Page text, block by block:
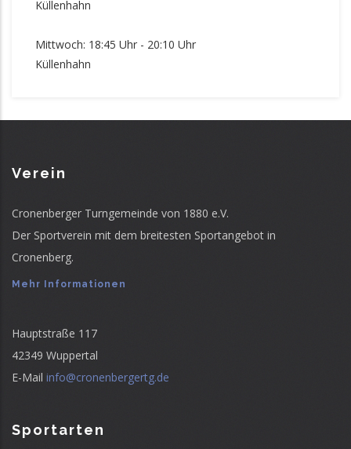
Küllenhahn
Mittwoch: 18:45 Uhr - 20:10 Uhr
Küllenhahn
Verein
Cronenberger Turngemeinde von 1880 e.V.
Der Sportverein mit dem breitesten Sportangebot in
Cronenberg.
Mehr Informationen
Hauptstraße 117
42349 Wuppertal
E-Mail info@cronenbergertg.de
Sportarten